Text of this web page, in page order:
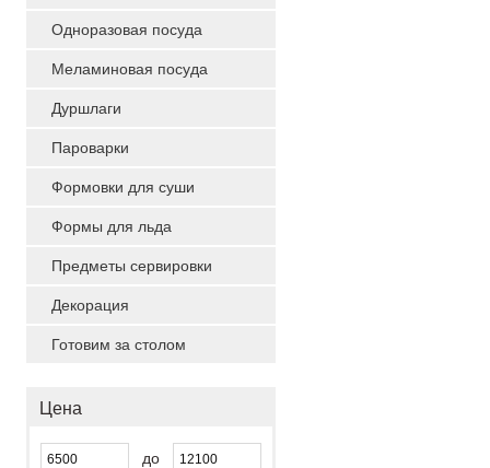
Одноразовая посуда
Меламиновая посуда
Дуршлаги
Пароварки
Формовки для суши
Формы для льда
Предметы сервировки
Декорация
Готовим за столом
Цена
до